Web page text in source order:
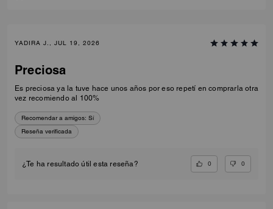
YADIRA J., JUL 19, 2026
Preciosa
Es preciosa ya la tuve hace unos años por eso repetí en comprarla otra
vez recomiendo al 100%
Recomendar a amigos: Sí
Reseña verificada
¿Te ha resultado útil esta reseña? 0 0